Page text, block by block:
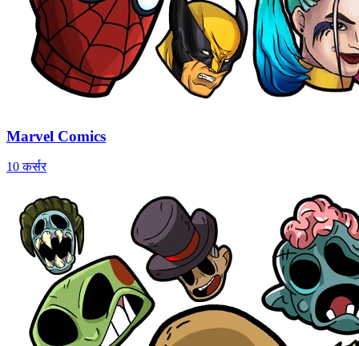
Marvel Comics
10 कर्सर